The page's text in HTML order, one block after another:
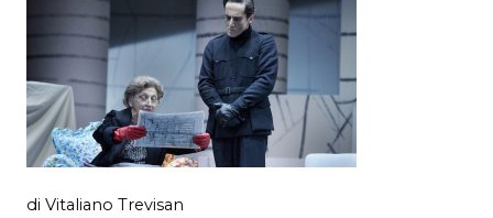
di Vitaliano Trevisan